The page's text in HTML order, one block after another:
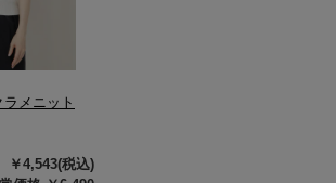
メニット
￥4,543(税込)